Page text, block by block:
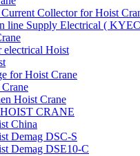
Collector for Hoist
line Supply Electrical (
electrical Hoist
for Hoist Crane
Hoist Crane
CRANE
China
Demag DSC-S
Demag DSE10-C